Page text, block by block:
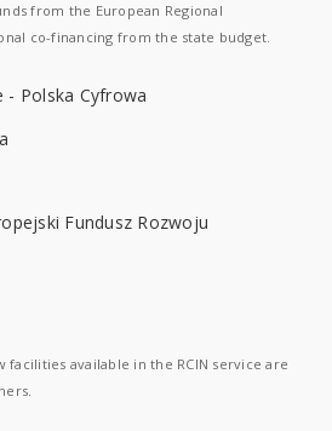
from the European Regional
co-financing from the state budget.
facilities available in the RCIN service are